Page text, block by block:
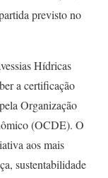
previsto no
Hídricas
a certificação
Organização
(OCDE). O
aos mais
sustentabilidade